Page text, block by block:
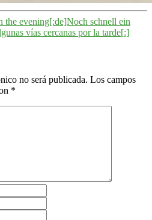
the evening[:de]Noch schnell ein
vías cercanas por la tarde[:]
no será publicada. Los campos
*